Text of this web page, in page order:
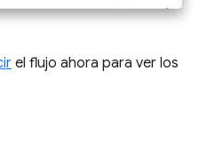
el flujo ahora para ver los